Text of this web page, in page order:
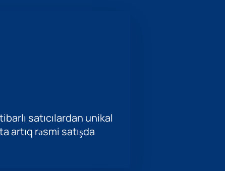
satıcılardan unikal
artıq rəsmi satışda